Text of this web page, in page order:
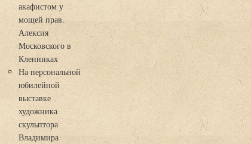
акафистом у
мощей прав.
Алексия
Московского в
Кленниках
На персональной
юбилейной
выставке
художника
скульптора
Владимира